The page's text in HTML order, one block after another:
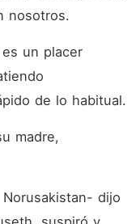
nosotros.
un placer
madre,
dijo